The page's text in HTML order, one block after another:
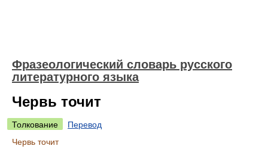
Фразеологический словарь русского
литературного языка
Червь точит
Толкование
Перевод
Червь точит